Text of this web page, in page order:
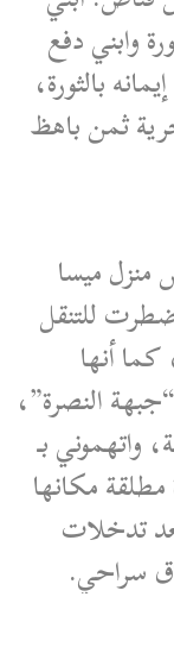
وابني دفع
بالثورة،
ثمن باهظ
ميسا
للتنقل
أنها
النصرة”،
بـ
مكانها
تدخلات
سراحي.